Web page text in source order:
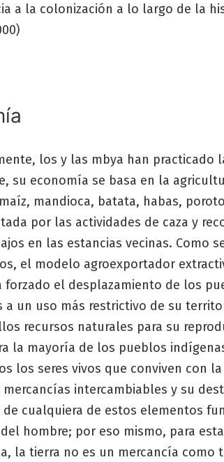
a la colonización a lo largo de la
los y las mbya han practicado
su economía se basa en la
mandioca, batata, habas,
por las actividades de caza y
en las estancias vecinas. Como
el modelo agroexportador
forzado el desplazamiento de los
a un uso más restrictivo de su
recursos naturales para su
la mayoría de los pueblos
los seres vivos que conviven con
intercambiables y su
cualquiera de estos elementos
hombre; por eso mismo, para
la tierra no es un mercancía como